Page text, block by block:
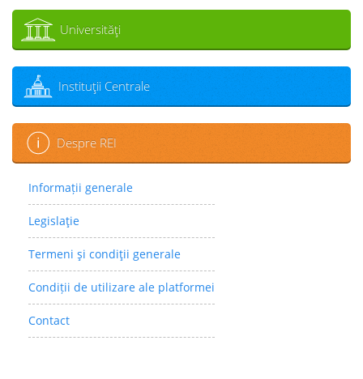
Universităţi
Instituţii Centrale
Despre REI
Informații generale
Legislaţie
Termeni şi condiţii generale
Condiții de utilizare ale platformei
Contact